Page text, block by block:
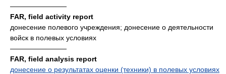
————————
FAR, field activity report
донесение полевого учреждения; донесение о деятельности
войск в полевых условиях
————————
FAR, field analysis report
донесение о результатах оценки (техники) в полевых условиях